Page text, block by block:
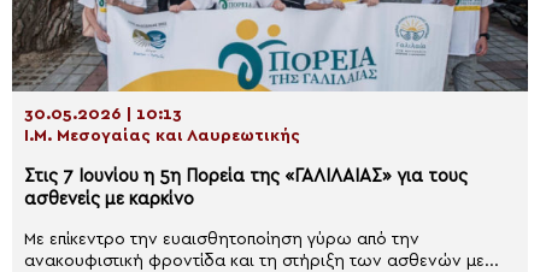
30.05.2026 | 10:13
Ι.Μ. Μεσογαίας και Λαυρεωτικής
Στις 7 Ιουνίου η 5η Πορεία της «ΓΑΛΙΛΑΙΑΣ» για τους
ασθενείς με καρκίνο
Με επίκεντρο την ευαισθητοποίηση γύρω από την
ανακουφιστική φροντίδα και τη στήριξη των ασθενών με...